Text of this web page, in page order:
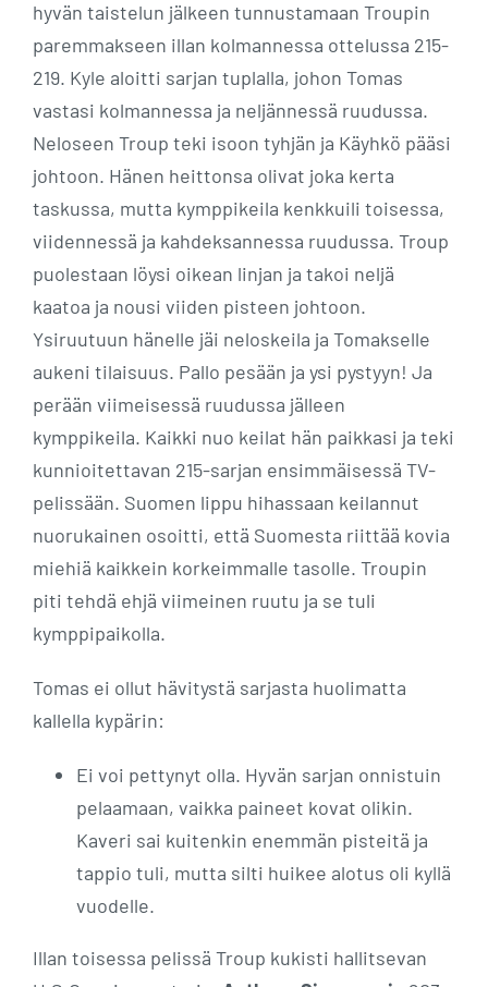
hyvän taistelun jälkeen tunnustamaan Troupin
paremmakseen illan kolmannessa ottelussa 215-
219. Kyle aloitti sarjan tuplalla, johon Tomas
vastasi kolmannessa ja neljännessä ruudussa.
Neloseen Troup teki isoon tyhjän ja Käyhkö pääsi
johtoon. Hänen heittonsa olivat joka kerta
taskussa, mutta kymppikeila kenkkuili toisessa,
viidennessä ja kahdeksannessa ruudussa. Troup
puolestaan löysi oikean linjan ja takoi neljä
kaatoa ja nousi viiden pisteen johtoon.
Ysiruutuun hänelle jäi neloskeila ja Tomakselle
aukeni tilaisuus. Pallo pesään ja ysi pystyyn! Ja
perään viimeisessä ruudussa jälleen
kymppikeila. Kaikki nuo keilat hän paikkasi ja teki
kunnioitettavan 215-sarjan ensimmäisessä TV-
pelissään. Suomen lippu hihassaan keilannut
nuorukainen osoitti, että Suomesta riittää kovia
miehiä kaikkein korkeimmalle tasolle. Troupin
piti tehdä ehjä viimeinen ruutu ja se tuli
kymppipaikolla.
Tomas ei ollut hävitystä sarjasta huolimatta
kallella kypärin:
Ei voi pettynyt olla. Hyvän sarjan onnistuin
pelaamaan, vaikka paineet kovat olikin.
Kaveri sai kuitenkin enemmän pisteitä ja
tappio tuli, mutta silti huikee alotus oli kyllä
vuodelle.
Illan toisessa pelissä Troup kukisti hallitsevan